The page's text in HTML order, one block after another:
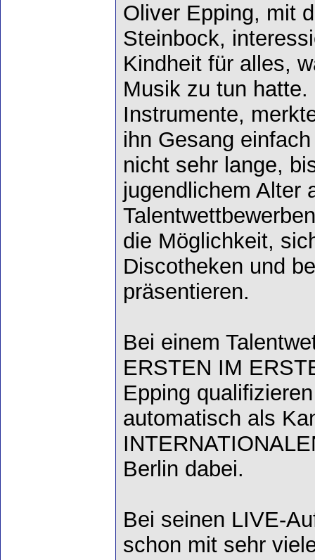
Oliver Epping, mit
Steinbock,
Kindheit für alles,
Musik zu tun
Instrumente,
ihn Gesang
nicht sehr lange,
jugendlichem Alter
die Möglichkeit,
Discotheken und
präsentieren.
Bei einem
ERSTEN IM
Epping
automatisch als
Berlin dabei.
Bei seinen LIVE-
schon mit sehr